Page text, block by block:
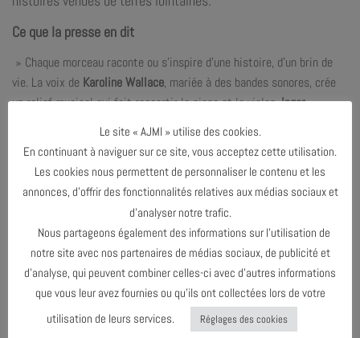
Ce que la presse en dit
» Chaque morceau raconte ou s’inspire d’une histoire, d’un brin de
vie. La voix de Karoline Wallace, mariée à des bandes sonores, crée
un relief musical qui fait ressortir le piano et le violon.Inger
varie entre un jeu qui rappelle le folklore norvégien (sur
son violon Hardanger traditionnel) et certaines mélodies orientales
qui se marient merveilleusement avec les prises de voix. Une
musique pleine d’images orchestrée par le pianiste
Sébastien Palis
qui, entre les nappes sonores, se balade de mélodies en
improvisations. » (Citizen Jazz, juin 2025), Lire la suite
T.I.M en podcastsur Au coeur du Jazz (Radio France,
décembre 2024),Écouter le podcast.
Le site « AJMI » utilise des cookies.
En continuant à naviguer sur ce site, vous acceptez cette utilisation.
Les cookies nous permettent de personnaliser le contenu et les
annonces, d’offrir des fonctionnalités relatives aux médias sociaux et
d’analyser notre trafic.
Nous partageons également des informations sur l’utilisation de
notre site avec nos partenaires de médias sociaux, de publicité et
d’analyse, qui peuvent combiner celles-ci avec d’autres informations
que vous leur avez fournies ou qu’ils ont collectées lors de votre
utilisation de leurs services.
Réglages des cookies